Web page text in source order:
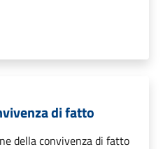
di fatto
della convivenza di fatto